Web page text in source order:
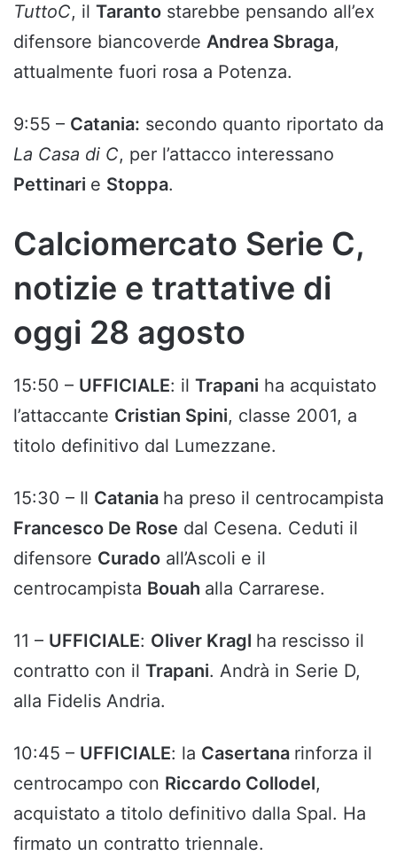
TuttoC, il Taranto starebbe pensando all’ex
difensore biancoverde Andrea Sbraga,
attualmente fuori rosa a Potenza.
9:55 – Catania: secondo quanto riportato da
La Casa di C, per l’attacco interessano
Pettinari e Stoppa.
Calciomercato Serie C,
notizie e trattative di
oggi 28 agosto
15:50 – UFFICIALE: il Trapani ha acquistato
l’attaccante Cristian Spini, classe 2001, a
titolo definitivo dal Lumezzane.
15:30 – Il Catania ha preso il centrocampista
Francesco De Rose dal Cesena. Ceduti il
difensore Curado all’Ascoli e il
centrocampista Bouah alla Carrarese.
11 – UFFICIALE: Oliver Kragl ha rescisso il
contratto con il Trapani. Andrà in Serie D,
alla Fidelis Andria.
10:45 – UFFICIALE: la Casertana rinforza il
centrocampo con Riccardo Collodel,
acquistato a titolo definitivo dalla Spal. Ha
firmato un contratto triennale.